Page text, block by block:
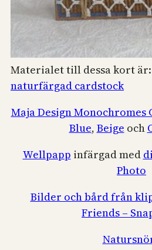
Materialet till dessa kort
naturfärgad cardstock
Maja Design Monochromes
Blue, Beige och
Wellpapp infärgad med
Photo
Bilder och bård från
Friends –